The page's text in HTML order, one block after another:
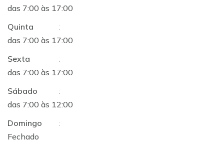
das 7:00 às 17:00
Quinta
:
das 7:00 às 17:00
Sexta
:
das 7:00 às 17:00
Sábado
:
das 7:00 às 12:00
Domingo
:
Fechado